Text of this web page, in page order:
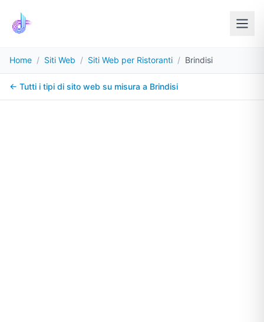
Home / Siti Web / Siti Web per Ristoranti / Brindisi
← Tutti i tipi di sito web su misura a Brindisi